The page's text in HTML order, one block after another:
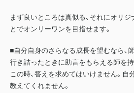
まず良いところは真似る、それにオリ
とでオンリーワンを目指せます。
■自分自身のさらなる成長を望むなら、
行き詰ったときに助言をもらえる師を持
この時、答えを求めてはいけません。自
教えてくれません。